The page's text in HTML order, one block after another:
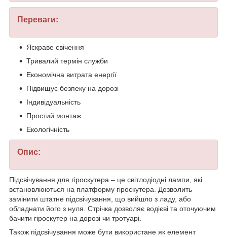
Переваги:
Яскраве свічення
Тривалий термін служби
Економічна витрата енергії
Підвищує безпеку на дорозі
Індивідуальність
Простий монтаж
Екологічність
Опис:
Підсвічування для гіроскутера – це світлодіодні лампи, які
встановлюються на платформу гіроскутера. Дозволить
замінити штатне підсвічування, що вийшло з ладу, або
обладнати його з нуля. Стрічка дозволяє водієві та оточуючим
бачити гіроскутер на дорозі чи тротуарі.
Також підсвічування може бути використане як елемент